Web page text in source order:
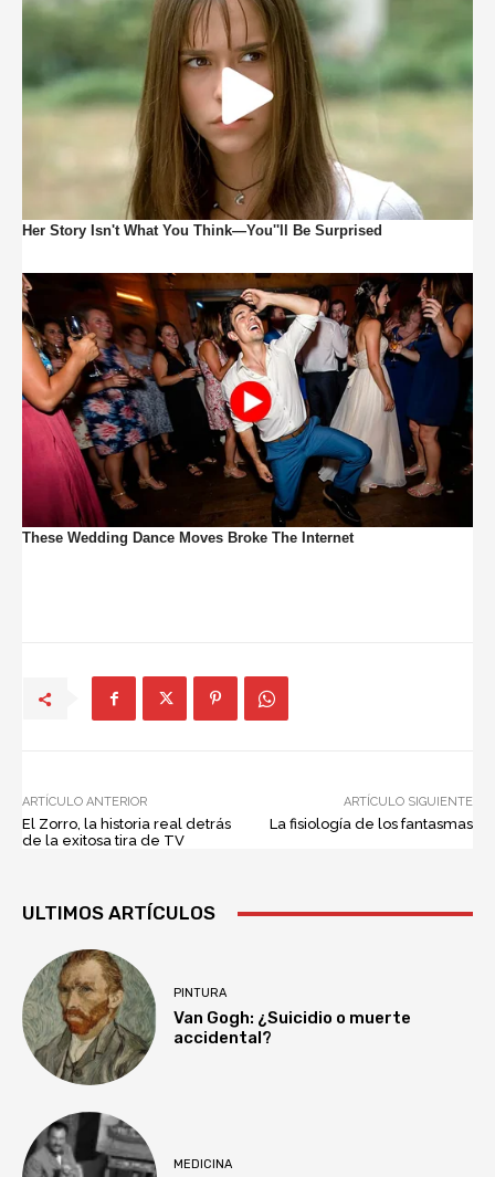
ARTÍCULO ANTERIOR
El Zorro, la historia real detrás
de la exitosa tira de TV
ARTÍCULO SIGUIENTE
La fisiología de los fantasmas
ULTIMOS ARTÍCULOS
PINTURA
Van Gogh: ¿Suicidio o muerte
accidental?
MEDICINA